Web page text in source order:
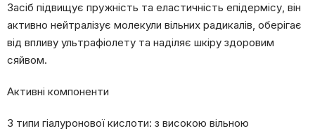
Засіб підвищує пружність та еластичність епідермісу, він
активно нейтралізує молекули вільних радикалів, оберігає
від впливу ультрафіолету та наділяє шкіру здоровим
сяйвом.
Активні компоненти
3 типи гіалуронової кислоти: з високою вільною